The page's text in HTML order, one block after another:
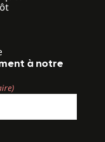
à notre